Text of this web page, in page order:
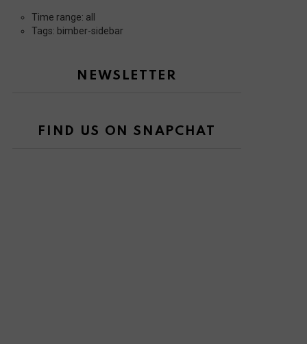
Time range: all
Tags: bimber-sidebar
NEWSLETTER
FIND US ON SNAPCHAT